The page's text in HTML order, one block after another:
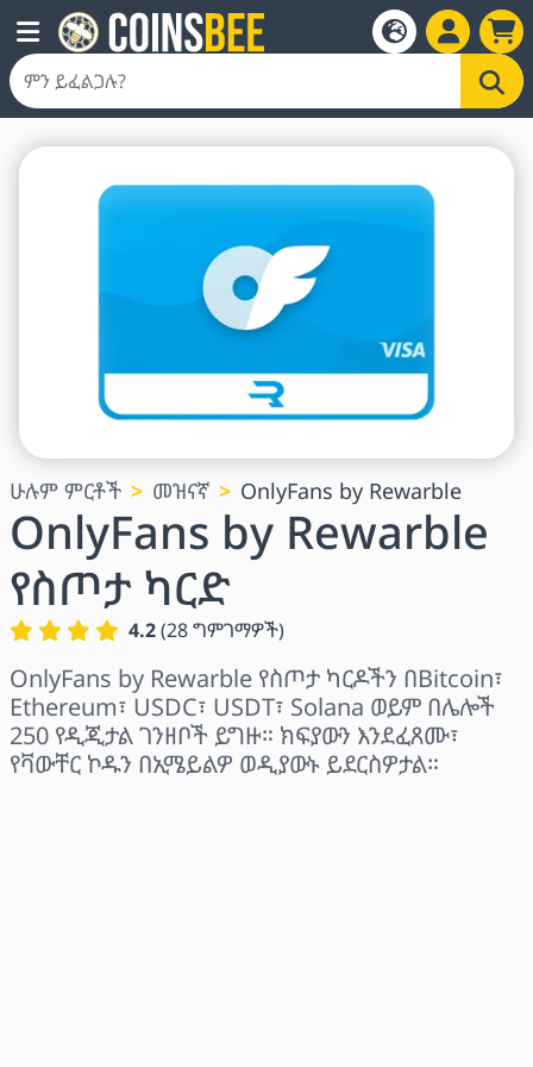
ሁሉም ምርቶች መዝናኛ OnlyFans by Rewarble
OnlyFans by Rewarble
የስጦታ ካርድ
4.2(28ግምገማዎች)
OnlyFans by Rewarble የስጦታ ካርዶችን በBitcoin፣
Ethereum፣ USDC፣ USDT፣ Solana ወይም በሌሎች
250 የዲጂታል ገንዘቦች ይግዙ። ክፍያውን እንደፈጸሙ፣
የቫውቸር ኮዱን በኢሜይልዎ ወዲያውኑ ይደርስዎታል።